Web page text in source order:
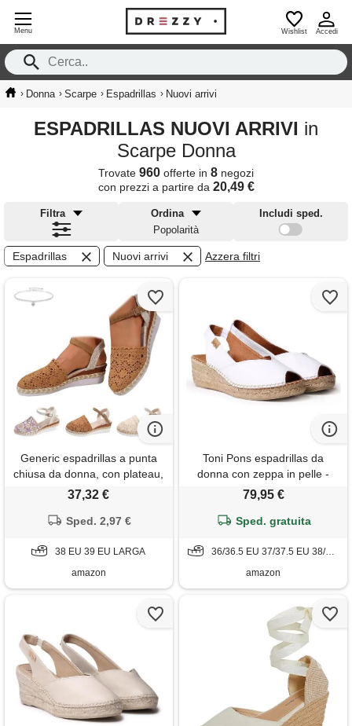
Menu Wishlist Accedi
› Donna › Scarpe › Espadrillas › Nuovi arrivi
ESPADRILLAS NUOVI ARRIVI in
Scarpe Donna
Trovate 960 offerte in 8 negozi
con prezzi a partire da 20,49 €
Filtra
Ordina
Popolarità
Includi sped.
Espadrillas Nuovi arrivi Azzera filtri
Generic espadrillas a punta
chiusa da donna, con plateau,
ortopedico, in pizzo, zeppe,
cinturino alla caviglia
matrimoni, vacanze, sandali a
punta chiusa
37,32 €
Sped. 2,97 €
38 EU 39 EU LARGA
amazon
Toni Pons espadrillas da
donna con zeppa in pelle -
bernia-p - bianco, 38 eu
79,95 €
Sped. gratuita
36/36.5 EU 37/37.5 EU 38/38.5 EU 39/39.5 EU 40/40.5 EU 42/42.5 EU
amazon